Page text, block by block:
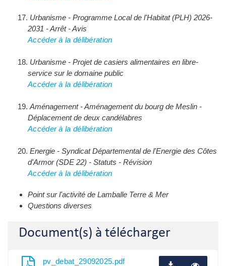
Urbanisme - Programme Local de l'Habitat (PLH) 2026-
2031 - Arrêt - Avis
Accéder à la délibération
Urbanisme - Projet de casiers alimentaires en libre-
service sur le domaine public
Accéder à la délibération
Aménagement - Aménagement du bourg de Meslin -
Déplacement de deux candélabres
Accéder à la délibération
Energie - Syndicat Départemental de l'Energie des Côtes
d'Armor (SDE 22) - Statuts - Révision
Accéder à la délibération
Point sur l'activité de Lamballe Terre & Mer
Questions diverses
Document(s) à télécharger
pv_debat_29092025.pdf